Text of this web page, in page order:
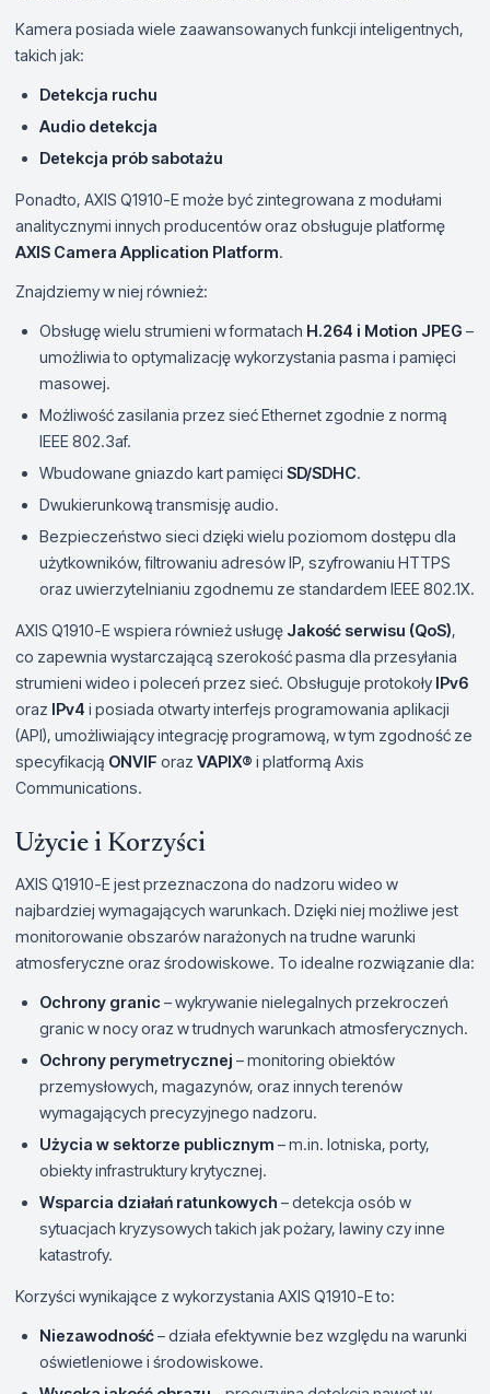
Kamera posiada wiele zaawansowanych funkcji inteligentnych,
takich jak:
Detekcja ruchu
Audio detekcja
Detekcja prób sabotażu
Ponadto, AXIS Q1910-E może być zintegrowana z modułami
analitycznymi innych producentów oraz obsługuje platformę
AXIS Camera Application Platform.
Znajdziemy w niej również:
Obsługę wielu strumieni w formatach H.264 i Motion JPEG –
umożliwia to optymalizację wykorzystania pasma i pamięci
masowej.
Możliwość zasilania przez sieć Ethernet zgodnie z normą
IEEE 802.3af.
Wbudowane gniazdo kart pamięci SD/SDHC.
Dwukierunkową transmisję audio.
Bezpieczeństwo sieci dzięki wielu poziomom dostępu dla
użytkowników, filtrowaniu adresów IP, szyfrowaniu HTTPS
oraz uwierzytelnianiu zgodnemu ze standardem IEEE 802.1X.
AXIS Q1910-E wspiera również usługę Jakość serwisu (QoS),
co zapewnia wystarczającą szerokość pasma dla przesyłania
strumieni wideo i poleceń przez sieć. Obsługuje protokoły IPv6
oraz IPv4 i posiada otwarty interfejs programowania aplikacji
(API), umożliwiający integrację programową, w tym zgodność ze
specyfikacją ONVIF oraz VAPIX® i platformą Axis
Communications.
Użycie i Korzyści
AXIS Q1910-E jest przeznaczona do nadzoru wideo w
najbardziej wymagających warunkach. Dzięki niej możliwe jest
monitorowanie obszarów narażonych na trudne warunki
atmosferyczne oraz środowiskowe. To idealne rozwiązanie dla:
Ochrony granic – wykrywanie nielegalnych przekroczeń
granic w nocy oraz w trudnych warunkach atmosferycznych.
Ochrony perymetrycznej – monitoring obiektów
przemysłowych, magazynów, oraz innych terenów
wymagających precyzyjnego nadzoru.
Użycia w sektorze publicznym – m.in. lotniska, porty,
obiekty infrastruktury krytycznej.
Wsparcia działań ratunkowych – detekcja osób w
sytuacjach kryzysowych takich jak pożary, lawiny czy inne
katastrofy.
Korzyści wynikające z wykorzystania AXIS Q1910-E to:
Niezawodność– działa efektywnie bez względu na warunki
oświetleniowe i środowiskowe.